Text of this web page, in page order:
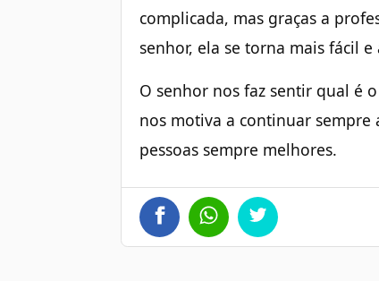
complicada, mas graças a
senhor, ela se torna mais fácil
O senhor nos faz sentir qual é
nos motiva a continuar
pessoas sempre melhores.